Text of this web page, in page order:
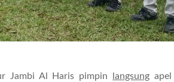
Jambi Al Haris pimpin langsung